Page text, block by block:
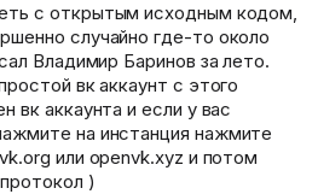
с открытым исходным кодом,
случайно где-то около
Владимир Баринов за лето.
вк аккаунт с этого
вк аккаунта и если у вас
на инстанция нажмите
или openvk.xyz и потом
)